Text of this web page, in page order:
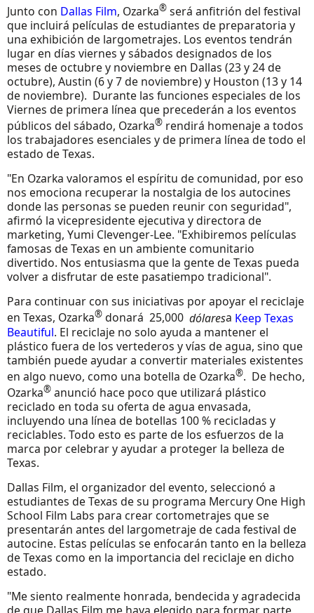
Junto con Dallas Film, Ozarka® será anfitrión del festival
que incluirá películas de estudiantes de preparatoria y
una exhibición de largometrajes. Los eventos tendrán
lugar en días viernes y sábados designados de los
meses de octubre y noviembre en Dallas (23 y 24 de
octubre), Austin (6 y 7 de noviembre) y Houston (13 y 14
de noviembre). Durante las funciones especiales de los
Viernes de primera línea que precederán a los eventos
públicos del sábado, Ozarka® rendirá homenaje a todos
los trabajadores esenciales y de primera línea de todo el
estado de Texas.
"En Ozarka valoramos el espíritu de comunidad, por eso
nos emociona recuperar la nostalgia de los autocines
donde las personas se pueden reunir con seguridad",
afirmó la vicepresidente ejecutiva y directora de
marketing, Yumi Clevenger-Lee. "Exhibiremos películas
famosas de Texas en un ambiente comunitario
divertido. Nos entusiasma que la gente de Texas pueda
volver a disfrutar de este pasatiempo tradicional".
Para continuar con sus iniciativas por apoyar el reciclaje
en Texas, Ozarka® donará 25,000 dólaresa Keep Texas
Beautiful. El reciclaje no solo ayuda a mantener el
plástico fuera de los vertederos y vías de agua, sino que
también puede ayudar a convertir materiales existentes
en algo nuevo, como una botella de Ozarka®. De hecho,
Ozarka® anunció hace poco que utilizará plástico
reciclado en toda su oferta de agua envasada,
incluyendo una línea de botellas 100 % recicladas y
reciclables. Todo esto es parte de los esfuerzos de la
marca por celebrar y ayudar a proteger la belleza de
Texas.
Dallas Film, el organizador del evento, seleccionó a
estudiantes de Texas de su programa Mercury One High
School Film Labs para crear cortometrajes que se
presentarán antes del largometraje de cada festival de
autocine. Estas películas se enfocarán tanto en la belleza
de Texas como en la importancia del reciclaje en dicho
estado.
"Me siento realmente honrada, bendecida y agradecida